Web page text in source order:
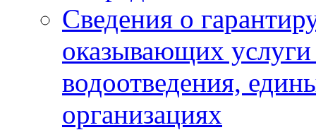
Сведения о
оказывающих
водоотведения,
организациях